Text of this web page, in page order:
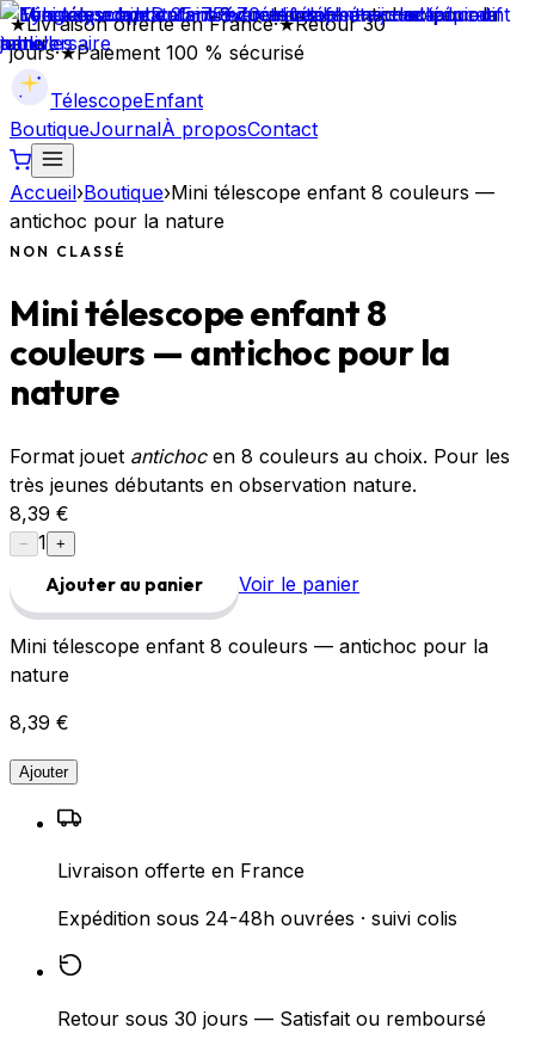
★Livraison offerte en France·★Retour 30
jours·★Paiement 100 % sécurisé
TélescopeEnfant
BoutiqueJournalÀ proposContact
Accueil›Boutique›Mini télescope enfant 8 couleurs —
antichoc pour la nature
NON CLASSÉ
Mini télescope enfant 8
couleurs — antichoc pour la
nature
Format jouet antichocen 8 couleurs au choix. Pour les
très jeunes débutants en observation nature.
8,39 €
− 1 +
Ajouter au panier Voir le panier
Mini télescope enfant 8 couleurs — antichoc pour la
nature
8,39 €
Ajouter
Livraison offerte en France
Expédition sous 24-48h ouvrées · suivi colis
Retour sous 30 jours — Satisfait ou remboursé